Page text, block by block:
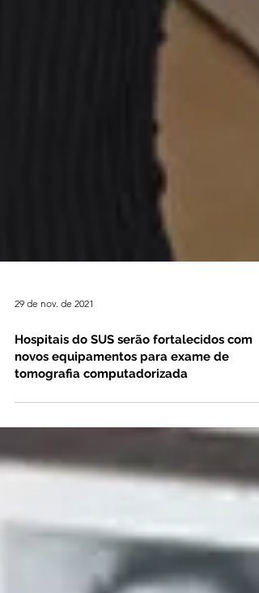
29 de nov. de 2021
Hospitais do SUS serão fortalecidos com
novos equipamentos para exame de
tomografia computadorizada